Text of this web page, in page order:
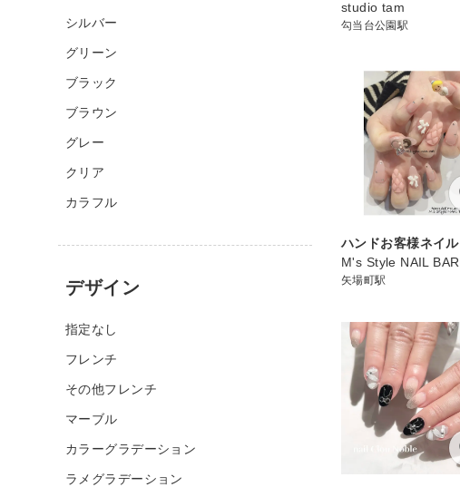
studio tam
勾当台公園駅
ハンドお客様ネイル
M's Style NAIL BAR
矢場町駅
シルバー
グリーン
ブラック
ブラウン
グレー
クリア
カラフル
デザイン
指定なし
フレンチ
その他フレンチ
マーブル
カラーグラデーション
ラメグラデーション